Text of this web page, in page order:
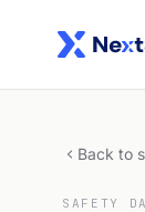
Back to
SAFETY